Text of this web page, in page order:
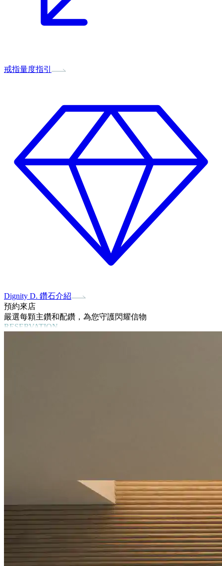
戒指量度指引
Dignity D. 鑽石介紹
預約來店
嚴選每顆主鑽和配鑽，為您守護閃耀信物
RESERVATION